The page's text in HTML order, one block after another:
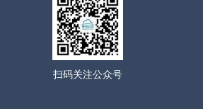
扫码关注公众号